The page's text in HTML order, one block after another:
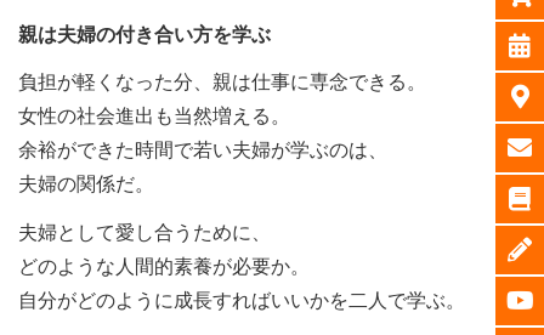
親は夫婦の付き合い方を学ぶ
負担が軽くなった分、親は仕事に専念できる。
女性の社会進出も当然増える。
余裕ができた時間で若い夫婦が学ぶのは、
夫婦の関係だ。
夫婦として愛し合うために、
どのような人間的素養が必要か。
自分がどのように成長すればいいかを二人で学ぶ。